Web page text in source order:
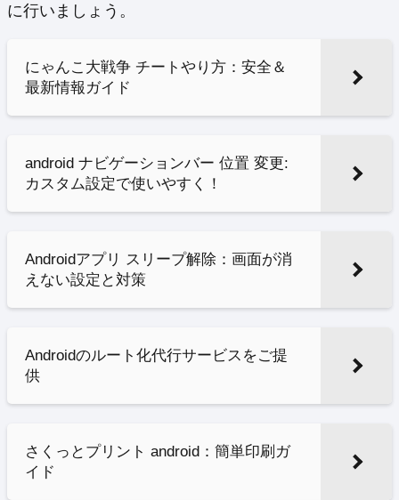
に行いましょう。
にゃんこ大戦争 チートやり方：安全＆
最新情報ガイド
android ナビゲーションバー 位置 変更:
カスタム設定で使いやすく！
Androidアプリ スリープ解除：画面が消
えない設定と対策
Androidのルート化代行サービスをご提
供
さくっとプリント android：簡単印刷ガ
イド